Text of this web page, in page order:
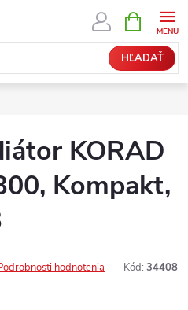
HĽADAŤ
KOŠÍK
KORAD
Kompakt,
hodnotenia Kód: 34408